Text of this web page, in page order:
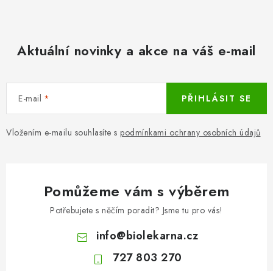
Aktuální novinky a akce na váš e-mail
E-mail
Vložením e-mailu souhlasíte s podmínkami ochrany osobních údajů
PŘIHLÁSIT SE
Pomůžeme vám s výběrem
Potřebujete s něčím poradit? Jsme tu pro vás!
info@biolekarna.cz
727 803 270